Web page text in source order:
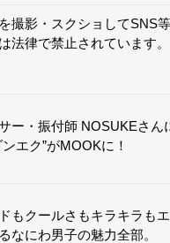
撮影・スクショしてSNS
法律で禁止されています。
ー・振付師 NOSUKEさん
ンエク”がMOOKに！
もクールさもキラキラも
なにわ男子の魅力全部。